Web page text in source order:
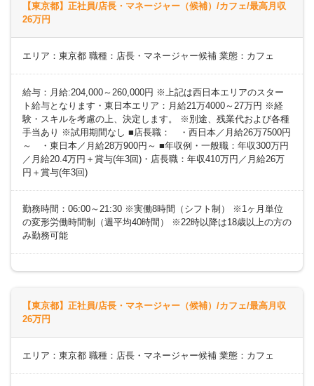
【東京都】正社員/店長・マネージャー（候補）/カフェ/最高月収
26万円
エリア：東京都 職種：店長・マネージャー候補 業態：カフェ
給与：月給:204,000～260,000円 ※上記は西日本エリアのスター
ト給与となります・東日本エリア：月給21万4000～27万円 ※経
験・スキルを考慮の上、決定します。 ※別途、残業代および各種
手当あり ※試用期間なし ■店長職： ・西日本／月給26万7500円
～ ・東日本／月給28万900円～ ■年収例・一般職：年収300万円
／月給20.4万円＋賞与(年3回)・店長職：年収410万円／月給26万
円＋賞与(年3回)
勤務時間：06:00～21:30 ※実働8時間（シフト制） ※1ヶ月単位
の変形労働時間制（週平均40時間） ※22時以降は18歳以上の方の
み勤務可能
【東京都】正社員/店長・マネージャー（候補）/カフェ/最高月収
26万円
エリア：東京都 職種：店長・マネージャー候補 業態：カフェ